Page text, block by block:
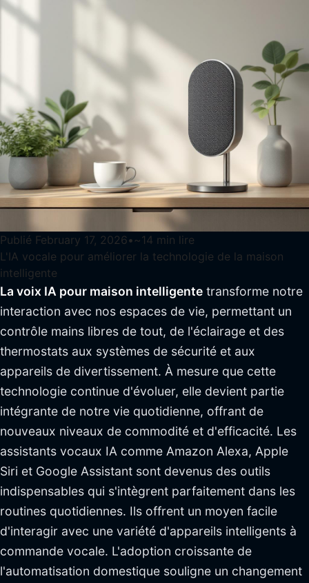
Publié February 17, 2026• ~14 min lire
L'IA vocale pour améliorer la technologie de la maison
intelligente
La voix IA pour maison intelligente transforme notre
interaction avec nos espaces de vie, permettant un
contrôle mains libres de tout, de l'éclairage et des
thermostats aux systèmes de sécurité et aux
appareils de divertissement. À mesure que cette
technologie continue d'évoluer, elle devient partie
intégrante de notre vie quotidienne, offrant de
nouveaux niveaux de commodité et d'efficacité. Les
assistants vocaux IA comme Amazon Alexa, Apple
Siri et Google Assistant sont devenus des outils
indispensables qui s'intègrent parfaitement dans les
routines quotidiennes. Ils offrent un moyen facile
d'interagir avec une variété d'appareils intelligents à
commande vocale. L'adoption croissante de
l'automatisation domestique souligne un changement